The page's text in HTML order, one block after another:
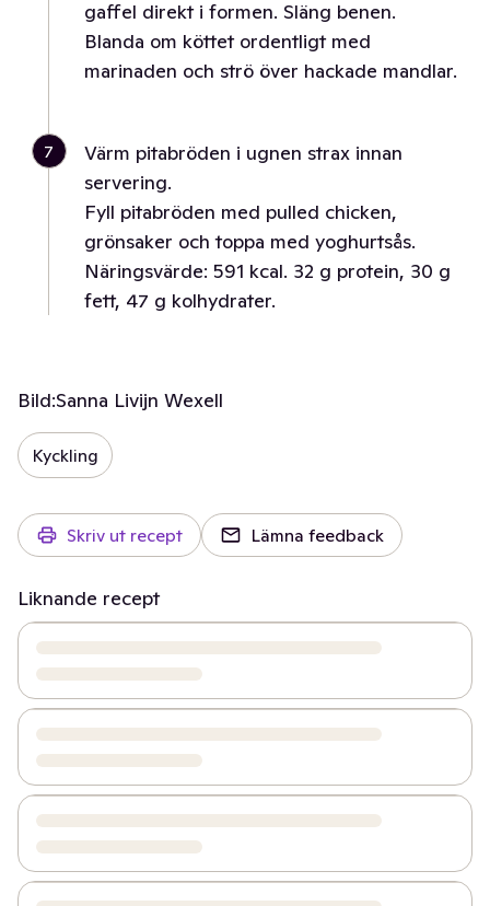
gaffel direkt i formen. Släng benen.
Blanda om köttet ordentligt med
marinaden och strö över hackade mandlar.
7
Värm pitabröden i ugnen strax innan
servering.
Fyll pitabröden med pulled chicken,
grönsaker och toppa med yoghurtsås.
Näringsvärde: 591 kcal. 32 g protein, 30 g
fett, 47 g kolhydrater.
Bild:Sanna Livijn Wexell
Kyckling
Skriv ut recept Lämna feedback
Liknande recept